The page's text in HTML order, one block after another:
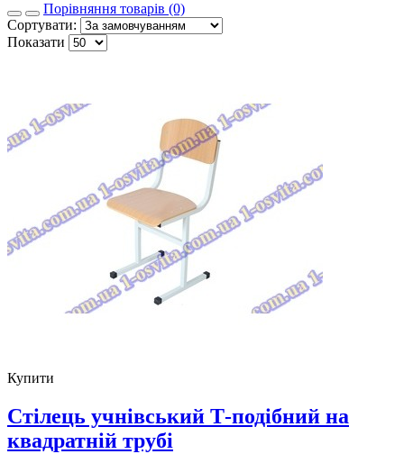
Порівняння товарів (0)
Сортувати:
Показати
Купити
Стілець учнівський Т-подібний на
квадратній трубі